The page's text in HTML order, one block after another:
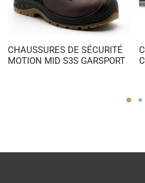
CHAUSSURES DE SÉCURITÉ
MOTION MID S3S GARSPORT